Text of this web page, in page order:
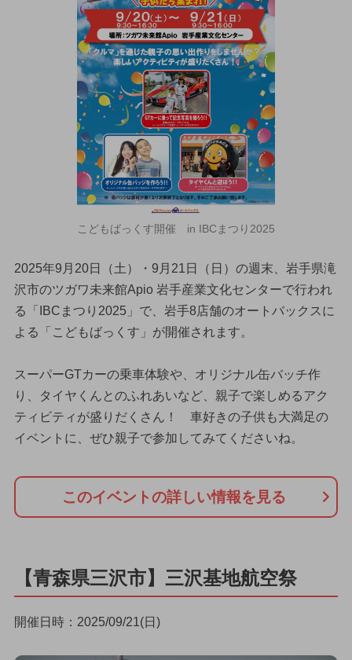
こどもばっくす開催 in IBCまつり2025
2025年9月20日（土）・9月21日（日）の週末、岩手県滝
沢市のツガワ未来館Apio 岩手産業文化センターで行われ
る「IBCまつり2025」で、岩手8店舗のオートバックスに
よる「こどもばっくす」が開催されます。
スーパーGTカーの乗車体験や、オリジナル缶バッチ作
り、タイヤくんとのふれあいなど、親子で楽しめるアク
ティビティが盛りだくさん！ 車好きの子供も大満足の
イベントに、ぜひ親子で参加してみてくださいね。
このイベントの詳しい情報を見る
【青森県三沢市】三沢基地航空祭
開催日時：2025/09/21(日)